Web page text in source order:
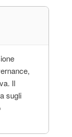
Il
sugli